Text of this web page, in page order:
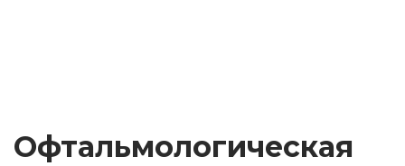
Офтальмологическая